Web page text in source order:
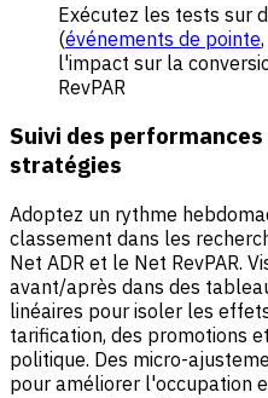
Exécutez les tests sur
(événements de pointe
l'impact sur la
RevPAR
Suivi des
stratégies
Adoptez un rythme
classement dans les
Net ADR et le Net RevPAR.
avant/après dans des
linéaires pour isoler les
tarification, des promotions
politique. Des micro-
pour améliorer l'occupation